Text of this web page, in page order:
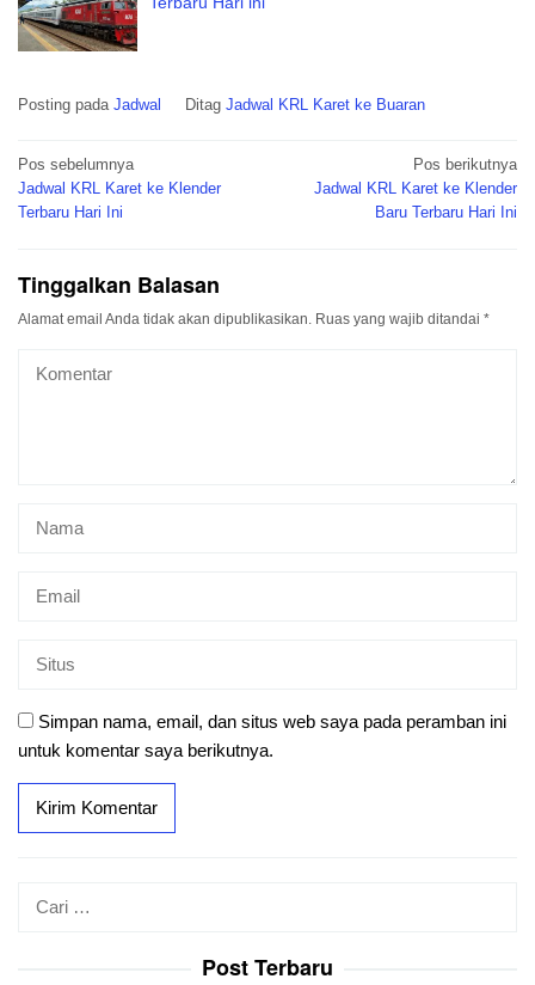
Posting pada Jadwal Ditag Jadwal KRL Karet ke Buaran
Navigasi
pos
Pos sebelumnya
Jadwal KRL Karet ke Klender
Terbaru Hari Ini
Pos berikutnya
Jadwal KRL Karet ke Klender
Baru Terbaru Hari Ini
Tinggalkan Balasan
Alamat email Anda tidak akan dipublikasikan. Ruas yang wajib ditandai *
Simpan nama, email, dan situs web saya pada peramban ini
untuk komentar saya berikutnya.
Post Terbaru